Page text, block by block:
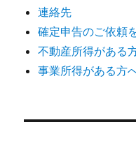
連絡先
確定申告のご依頼
不動産所得がある
事業所得がある方